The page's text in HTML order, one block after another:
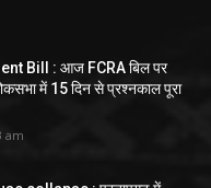
Bill : आज FCRA बिल पर
में 15 दिन से प्रश्नकाल पूरा
am